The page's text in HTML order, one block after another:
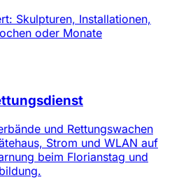
Skulpturen, Installationen,
oder Monate
und Rettungswachen
Strom und WLAN auf
beim Florianstag und